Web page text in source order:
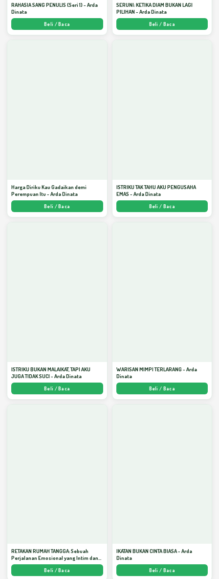
RAHASIA SANG PENULIS (Seri 1) - Arda
Dinata
Beli / Baca
SERUNI: KETIKA DIAM BUKAN LAGI
PILIHAN - Arda Dinata
Beli / Baca
Harga Diriku Kau Gadaikan demi
Perempuan Itu - Arda Dinata
Beli / Baca
ISTRIKU TAK TAHU AKU PENGUSAHA
EMAS - Arda Dinata
Beli / Baca
ISTRIKU BUKAN MALAIKAT, TAPI AKU
JUGA TIDAK SUCI - Arda Dinata
Beli / Baca
WARISAN MIMPI TERLARANG - Arda
Dinata
Beli / Baca
RETAKAN RUMAH TANGGA: Sebuah
Perjalanan Emosional yang Intim dan
Mendalam - Arda Dinata
Beli / Baca
IKATAN BUKAN CINTA BIASA - Arda
Dinata
Beli / Baca